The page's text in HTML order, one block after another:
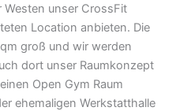
unser CrossFit
Location anbieten. Die
groß und wir werden
dort unser Raumkonzept
Open Gym Raum
ehemaligen Werkstatthalle